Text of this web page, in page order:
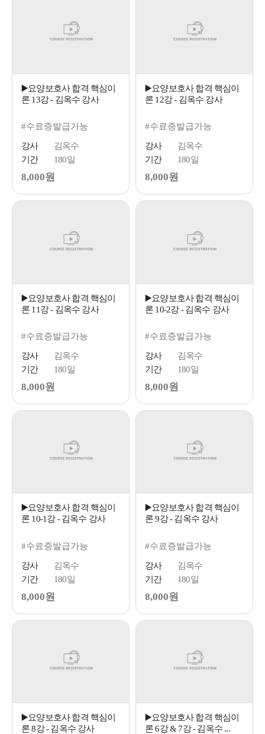
▶️요양보호사 합격 핵심이
론 13강 - 김옥수 강사
#수료증발급가능
강사
김옥수
기간
180일
8,000원
▶️요양보호사 합격 핵심이
론 12강 - 김옥수 강사
#수료증발급가능
강사
김옥수
기간
180일
8,000원
▶️요양보호사 합격 핵심이
론 11강 - 김옥수 강사
#수료증발급가능
강사
김옥수
기간
180일
8,000원
▶️요양보호사 합격 핵심이
론 10-2강 - 김옥수 강사
#수료증발급가능
강사
김옥수
기간
180일
8,000원
▶️요양보호사 합격 핵심이
론 10-1강 - 김옥수 강사
#수료증발급가능
강사
김옥수
기간
180일
8,000원
▶️요양보호사 합격 핵심이
론 9강 - 김옥수 강사
#수료증발급가능
강사
김옥수
기간
180일
8,000원
▶️요양보호사 합격 핵심이
론 8강 - 김옥수 강사
▶️요양보호사 합격 핵심이
론 6강 & 7강 - 김옥수 ...